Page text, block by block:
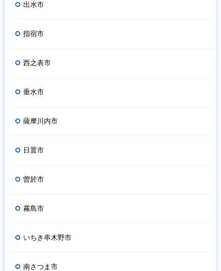
出水市
指宿市
西之表市
垂水市
薩摩川内市
日置市
曽於市
霧島市
いちき串木野市
南さつま市